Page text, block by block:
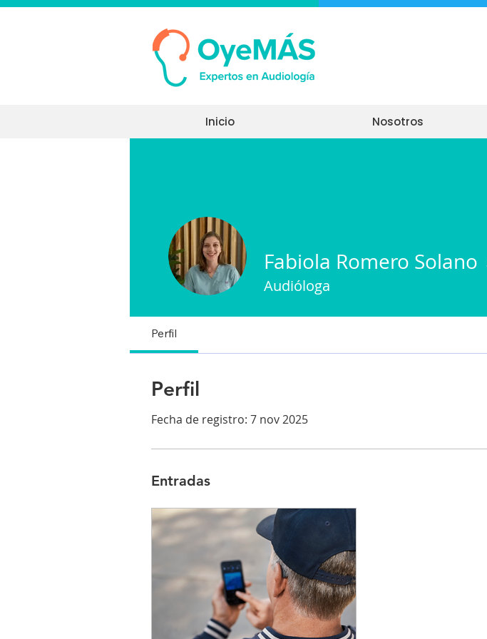
Inicio Nosotros
Fabiola Romero Solano
Audióloga
Perfil
Perfil
Fecha de registro: 7 nov 2025
Entradas